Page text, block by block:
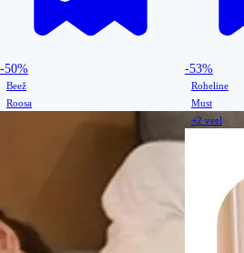
-50%
Beež
Roosa
-53%
Roheline
Must
+2 veel